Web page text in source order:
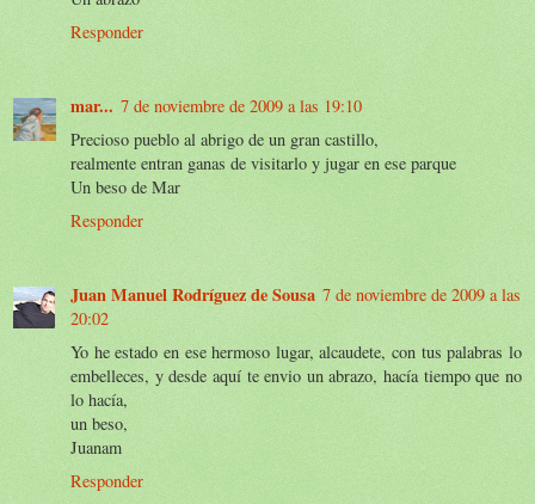
Responder
mar... 7 de noviembre de 2009 a las 19:10
Precioso pueblo al abrigo de un gran castillo,
realmente entran ganas de visitarlo y jugar en ese parque
Un beso de Mar
Responder
Juan Manuel Rodríguez de Sousa 7 de noviembre de 2009 a las
20:02
Yo he estado en ese hermoso lugar, alcaudete, con tus palabras lo
embelleces, y desde aquí te envio un abrazo, hacía tiempo que no
lo hacía,
un beso,
Juanam
Responder